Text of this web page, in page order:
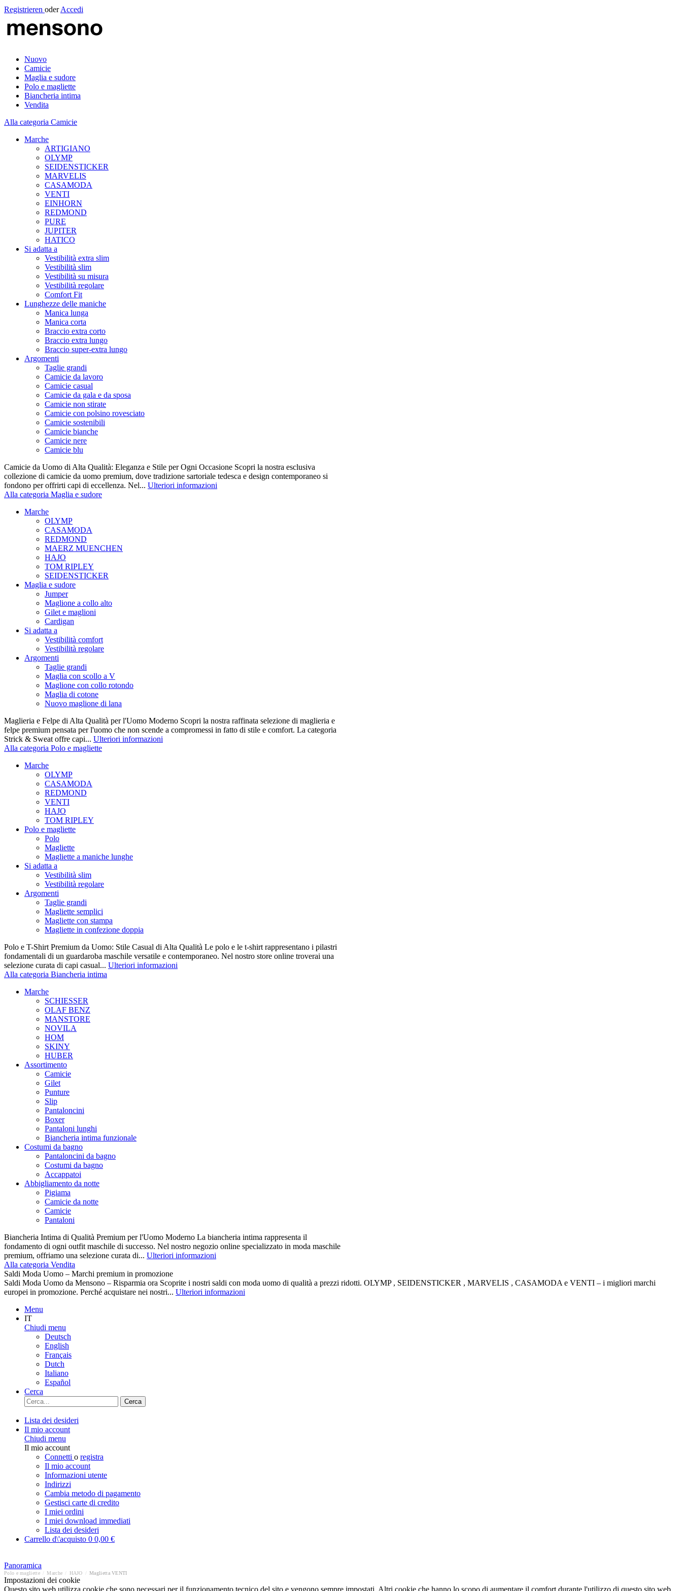
Registrieren oder Accedi
Nuovo
Camicie
Maglia e sudore
Polo e magliette
Biancheria intima
Vendita
Alla categoria Camicie
Marche
ARTIGIANO
OLYMP
SEIDENSTICKER
MARVELIS
CASAMODA
VENTI
EINHORN
REDMOND
PURE
JUPITER
HATICO
Si adatta a
Vestibilità extra slim
Vestibilità slim
Vestibilità su misura
Vestibilità regolare
Comfort Fit
Lunghezze delle maniche
Manica lunga
Manica corta
Braccio extra corto
Braccio extra lungo
Braccio super-extra lungo
Argomenti
Taglie grandi
Camicie da lavoro
Camicie casual
Camicie da gala e da sposa
Camicie non stirate
Camicie con polsino rovesciato
Camicie sostenibili
Camicie bianche
Camicie nere
Camicie blu
Camicie da Uomo di Alta Qualità: Eleganza e Stile per Ogni Occasione Scopri la nostra esclusiva
collezione di camicie da uomo premium, dove tradizione sartoriale tedesca e design contemporaneo si
fondono per offrirti capi di eccellenza. Nel... Ulteriori informazioni
Alla categoria Maglia e sudore
Marche
OLYMP
CASAMODA
REDMOND
MAERZ MUENCHEN
HAJO
TOM RIPLEY
SEIDENSTICKER
Maglia e sudore
Jumper
Maglione a collo alto
Gilet e maglioni
Cardigan
Si adatta a
Vestibilità comfort
Vestibilità regolare
Argomenti
Taglie grandi
Maglia con scollo a V
Maglione con collo rotondo
Maglia di cotone
Nuovo maglione di lana
Maglieria e Felpe di Alta Qualità per l'Uomo Moderno Scopri la nostra raffinata selezione di maglieria e
felpe premium pensata per l'uomo che non scende a compromessi in fatto di stile e comfort. La categoria
Strick & Sweat offre capi... Ulteriori informazioni
Alla categoria Polo e magliette
Marche
OLYMP
CASAMODA
REDMOND
VENTI
HAJO
TOM RIPLEY
Polo e magliette
Polo
Magliette
Magliette a maniche lunghe
Si adatta a
Vestibilità slim
Vestibilità regolare
Argomenti
Taglie grandi
Magliette semplici
Magliette con stampa
Magliette in confezione doppia
Polo e T-Shirt Premium da Uomo: Stile Casual di Alta Qualità Le polo e le t-shirt rappresentano i pilastri
fondamentali di un guardaroba maschile versatile e contemporaneo. Nel nostro store online troverai una
selezione curata di capi casual... Ulteriori informazioni
Alla categoria Biancheria intima
Marche
SCHIESSER
OLAF BENZ
MANSTORE
NOVILA
HOM
SKINY
HUBER
Assortimento
Camicie
Gilet
Punture
Slip
Pantaloncini
Boxer
Pantaloni lunghi
Biancheria intima funzionale
Costumi da bagno
Pantaloncini da bagno
Costumi da bagno
Accappatoi
Abbigliamento da notte
Pigiama
Camicie da notte
Camicie
Pantaloni
Biancheria Intima di Qualità Premium per l'Uomo Moderno La biancheria intima rappresenta il
fondamento di ogni outfit maschile di successo. Nel nostro negozio online specializzato in moda maschile
premium, offriamo una selezione curata di... Ulteriori informazioni
Alla categoria Vendita
Saldi Moda Uomo – Marchi premium in promozione
Saldi Moda Uomo da Mensono – Risparmia ora Scoprite i nostri saldi con moda uomo di qualità a prezzi ridotti. OLYMP , SEIDENSTICKER , MARVELIS , CASAMODA e VENTI – i migliori marchi
europei in promozione. Perché acquistare nei nostri... Ulteriori informazioni
Menu
IT
Chiudi menu
Deutsch
English
Français
Dutch
Italiano
Español
Cerca
Cerca
Lista dei desideri
Il mio account
Chiudi menu
Il mio account
Connetti o registra
Il mio account
Informazioni utente
Indirizzi
Cambia metodo di pagamento
Gestisci carte di credito
I miei ordini
I miei download immediati
Lista dei desideri
Carrello d\'acquisto 0 0,00 €
Panoramica
Polo e magliette Marche HAJO Maglietta VENTI
Impostazioni dei cookie
Questo sito web utilizza cookie che sono necessari per il funzionamento tecnico del sito e vengono sempre impostati. Altri cookie che hanno lo scopo di aumentare il comfort durante l'utilizzo di questo sito web,